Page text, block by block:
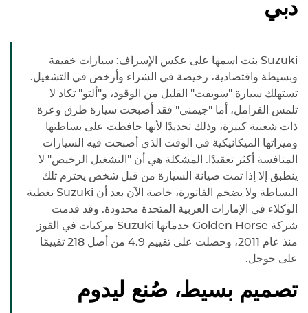
دبي
Suzuki بنت اسمها على عكس الإسراف: سيارات خفيفة
وبسيطة واقتصادية، رخيصة في الشراء وأرخص في التشغيل.
تستهلك سيارة "سويفت" القليل من الوقود، و"ألتو" تكاد لا
تلمس الفرامل، أما "جيمني" فقد أصبحت سيارة طرق وعرة
ذات شعبية كبيرة، وذلك تحديدًا لأنها حافظت على بساطتها
وميزاتها الميكانيكية في الوقت الذي أصبحت فيه السيارات
المنافسة أكثر تعقيدًا. المشكلة هي أن "التشغيل الرخيص" لا
ينطبق إلا إذا تمت صيانة السيارة من قبل شخص يحترم تلك
البساطة ولا يضخم الفاتورة، خاصة الآن بعد أن Suzuki تغطية
الوكلاء في الإمارات العربية المتحدة محدودة. وقد قدمت
شركة Golden Horse خدماتها
Suzuki مركبات في القوز
منذ عام 2011، وحصلت على تقييم 4.9 من أصل 218 تقييمًا
على جوجل.
تصميم بسيط، صُنع ليدوم